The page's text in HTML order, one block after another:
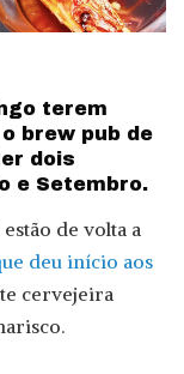
terem
brew pub de
dois
e Setembro.
de volta a
deu início aos
cervejeira